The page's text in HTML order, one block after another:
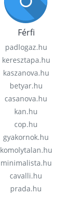
Férfi
padlogaz.hu
keresztapa.hu
kaszanova.hu
betyar.hu
casanova.hu
kan.hu
cop.hu
gyakornok.hu
komolytalan.hu
minimalista.hu
cavalli.hu
prada.hu